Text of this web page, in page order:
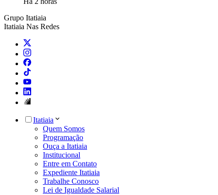
Grupo Itatiaia
Itatiaia Nas Redes
Itatiaia
Quem Somos
Programação
Ouça a Itatiaia
Institucional
Entre em Contato
Expediente Itatiaia
Trabalhe Conosco
Lei de Igualdade Salarial